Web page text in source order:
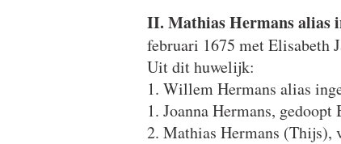
II. Mathias Hermans alias
februari 1675 met Elisabeth
Uit dit huwelijk:
1. Willem Hermans alias
1. Joanna Hermans,
2. Mathias Hermans (Thijs),